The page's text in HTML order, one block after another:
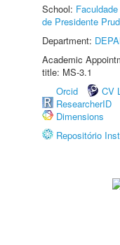
School:
de Presidente
Department:
Academic
title: MS-3.1
Orcid
CV
ResearcherID
Dimensions
Repositório